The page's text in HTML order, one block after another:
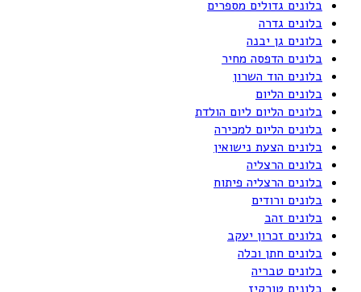
בלונים גדולים מספרים
בלונים גדרה
בלונים גן יבנה
בלונים הדפסה מחיר
בלונים הוד השרון
בלונים הליום
בלונים הליום ליום הולדת
בלונים הליום למכירה
בלונים הצעת נישואין
בלונים הרצליה
בלונים הרצליה פיתוח
בלונים ורודים
בלונים זהב
בלונים זכרון יעקב
בלונים חתן וכלה
בלונים טבריה